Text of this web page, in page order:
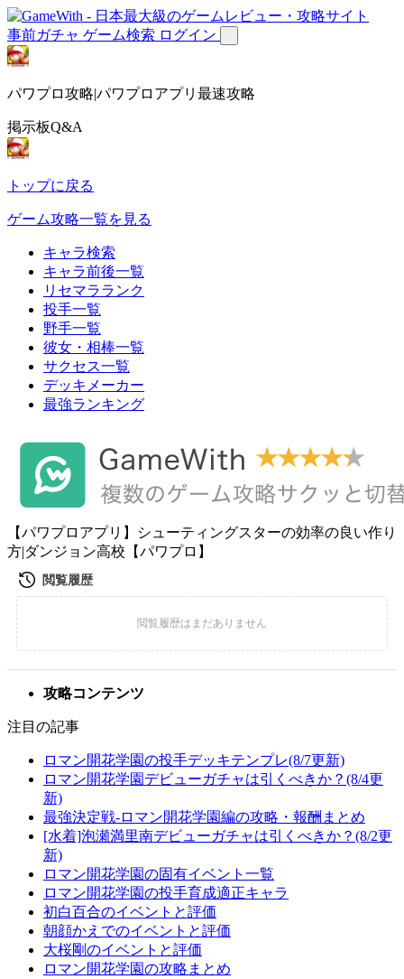
事前ガチャ ゲーム検索 ログイン
パワプロ攻略|パワプロアプリ最速攻略
掲示板Q&A
トップに戻る
ゲーム攻略一覧を見る
キャラ検索
キャラ前後一覧
リセマラランク
投手一覧
野手一覧
彼女・相棒一覧
サクセス一覧
デッキメーカー
最強ランキング
【パワプロアプリ】シューティングスターの効率の良い作り
方|ダンジョン高校【パワプロ】
攻略コンテンツ
注目の記事
ロマン開花学園の投手デッキテンプレ(8/7更新)
ロマン開花学園デビューガチャは引くべきか？(8/4更
新)
最強決定戦-ロマン開花学園編の攻略・報酬まとめ
[水着]泡瀬満里南デビューガチャは引くべきか？(8/2更
新)
ロマン開花学園の固有イベント一覧
ロマン開花学園の投手育成適正キャラ
初白百合のイベントと評価
朝顔かえでのイベントと評価
大桜剛のイベントと評価
ロマン開花学園の攻略まとめ